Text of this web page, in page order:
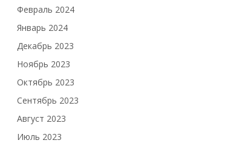
Февраль 2024
Январь 2024
Декабрь 2023
Ноябрь 2023
Октябрь 2023
Сентябрь 2023
Август 2023
Июль 2023